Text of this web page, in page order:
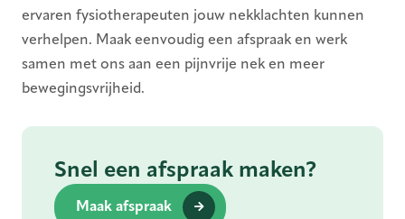
ervaren fysiotherapeuten jouw nekklachten kunnen
verhelpen. Maak eenvoudig een afspraak en werk
samen met ons aan een pijnvrije nek en meer
bewegingsvrijheid.
Snel een afspraak maken?
Maak afspraak